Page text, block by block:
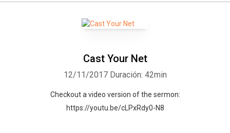
Cast Your Net
12/11/2017 Duración: 42min
Checkout a video version of the sermon:
https://youtu.be/cLPxRdy0-N8